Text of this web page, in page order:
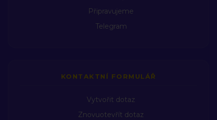
Připravujeme
Telegram
KONTAKTNÍ FORMULÁŘ
Vytvořit dotaz
Znovuotevřít dotaz